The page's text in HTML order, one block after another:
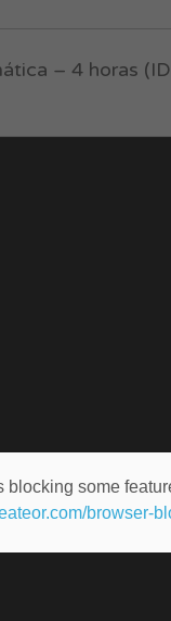
– 4 horas
blocking some
browser-